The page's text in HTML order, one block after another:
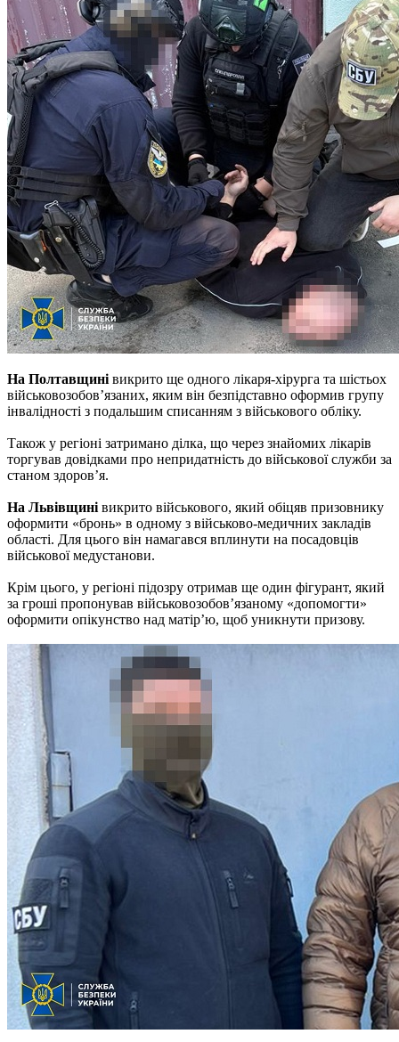
На Полтавщині викрито ще одного лікаря-хірурга та шістьох
військовозобов’язаних, яким він безпідставно оформив групу
інвалідності з подальшим списанням з військового обліку.
Також у регіоні затримано ділка, що через знайомих лікарів
торгував довідками про непридатність до військової служби за
станом здоров’я.
На Львівщині викрито військового, який обіцяв призовнику
оформити «бронь» в одному з військово-медичних закладів
області. Для цього він намагався вплинути на посадовців
військової медустанови.
Крім цього, у регіоні підозру отримав ще один фігурант, який
за гроші пропонував військовозобов’язаному «допомогти»
оформити опікунство над матірʼю, щоб уникнути призову.